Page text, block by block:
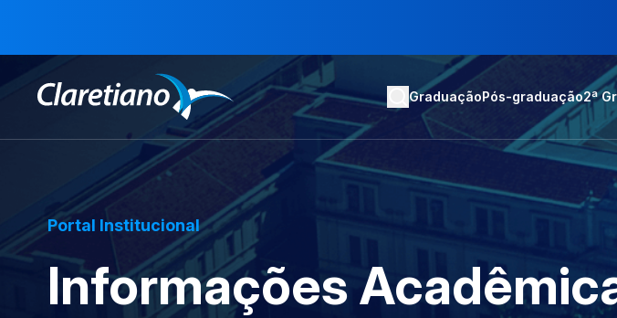
GraduaçãoPós-graduação2ª
Portal Institucional
Informações